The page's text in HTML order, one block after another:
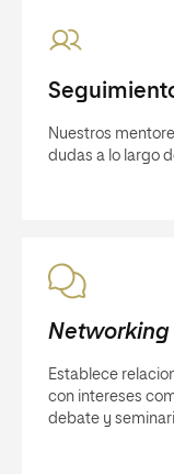
Nuestros
dudas a lo largo
Networking
Establece
con intereses
debate y